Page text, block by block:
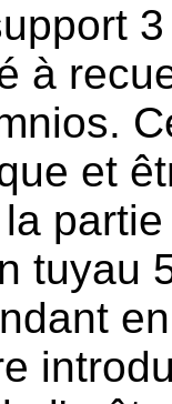
à
et
tuyau